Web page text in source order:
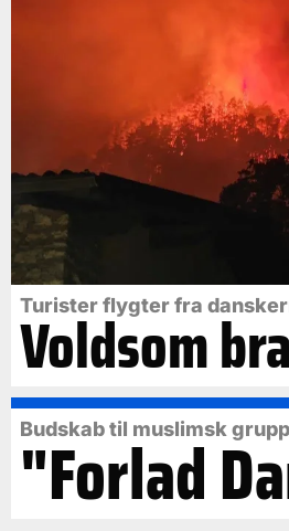
Turister flygter fra
Voldsom
Budskab til muslimsk
"Forlad